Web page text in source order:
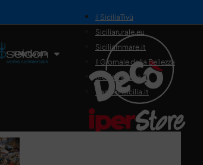
Il Network
il SiciliaTivù
Siciliarurale.eu
Siciliammare.it
Il Giornale della Bellezza
Siciliamedica.it
Sanitainsicilia.it